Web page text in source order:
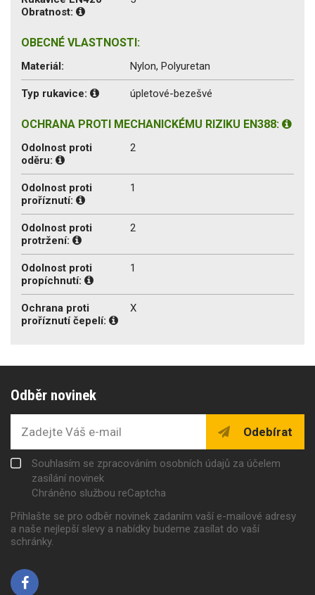
Obratnost:
OBECNÉ VLASTNOSTI:
Materiál: Nylon, Polyuretan
Typ rukavice: úpletové-bezešvé
OCHRANA PROTI MECHANICKÉMU RIZIKU EN388:
Odolnost proti
oděru:
2
Odolnost proti
proříznutí:
1
Odolnost proti
protržení:
2
Odolnost proti
propíchnutí:
1
Ochrana proti
proříznutí čepelí:
X
Odběr novinek
Odebírat
Souhlasím se zpracováním osobních údajů za účelem
zasílání novinek
Chráněno službou reCaptcha
Přihlašte se pro odběr novinek zadaním vaší e-mailové adresy
a naše nejlepší slevy a nabídky budeme zasílat do vaší
schránky.